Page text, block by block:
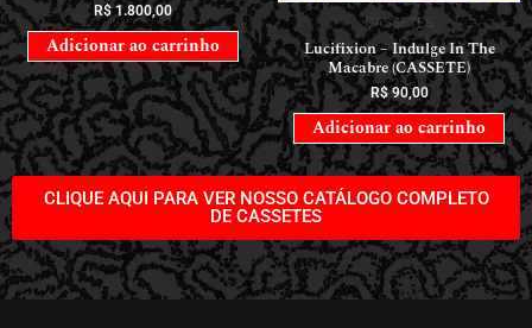
R$1.800,00
Adicionar ao carrinho
CASSETES
Lucifixion – Indulge In The
Macabre (CASSETE)
R$90,00
Adicionar ao carrinho
CLIQUE AQUI PARA VER NOSSO CATÁLOGO COMPLETO
DE CASSETES